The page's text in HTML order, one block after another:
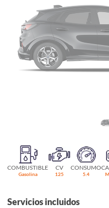
COMBUSTIBLE
Gasolina
CV
125
CONSUMO
5.4
Servicios incluidos